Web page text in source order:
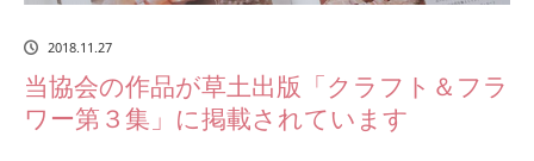
2018.11.27
当協会の作品が草土出版「クラフト＆フラ
ワー第３集」に掲載されています